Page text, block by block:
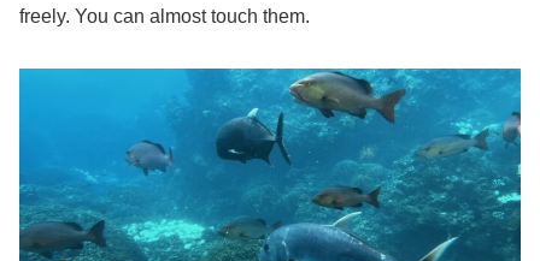
freely. You can almost touch them.